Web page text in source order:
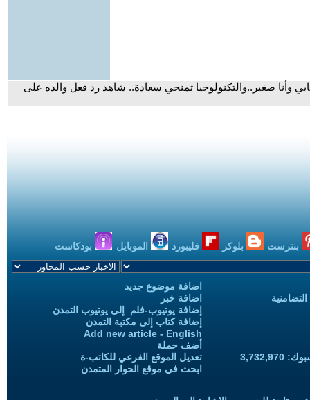
صغير..والتكنولوجيا تمنحي سعادة.. شاهد رد فعل والده على
بنترست بلوكر فليبورد الموبايل بودكاست
اضافة موضوع جديد
اضافة خبر
إضافة يوتيوب-فلم إلى يوتيوب التمدن
إضافة كتاب إلى مكتبة التمدن
Add new article - English
أضف حملة
تعديل الموقع الفرعي للكاتب-ة
ابحث في موقع الحوار المتمدن